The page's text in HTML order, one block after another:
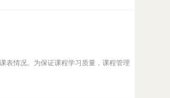
表情况。为保证课程学习质量，课程管理